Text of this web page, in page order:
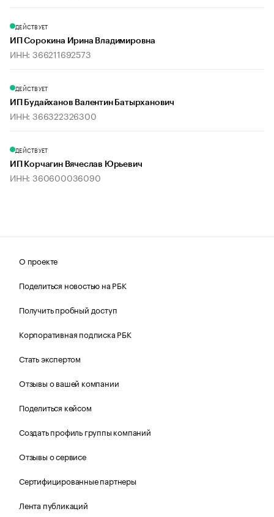
ДЕЙСТВУЕТ
ИП Сорокина Ирина Владимировна
ИНН: 366211692573
ДЕЙСТВУЕТ
ИП Будайханов Валентин Батырханович
ИНН: 366322326300
ДЕЙСТВУЕТ
ИП Корчагин Вячеслав Юрьевич
ИНН: 360600036090
О проекте
Поделиться новостью на РБК
Получить пробный доступ
Корпоративная подписка РБК
Стать экспертом
Отзывы о вашей компании
Поделиться кейсом
Создать профиль группы компаний
Отзывы о сервисе
Сертифицированные партнеры
Лента публикаций